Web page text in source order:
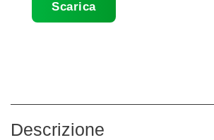
Scarica
Descrizione